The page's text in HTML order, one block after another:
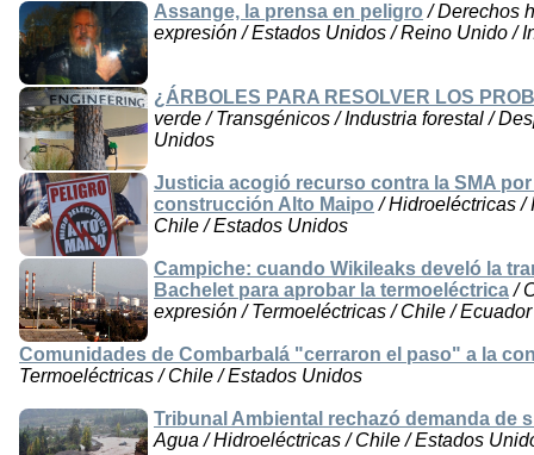
Assange, la prensa en peligro / Derechos
expresión / Estados Unidos / Reino Unido /
¿ÁRBOLES PARA RESOLVER LOS
verde / Transgénicos / Industria forestal /
Unidos
Justicia acogió recurso contra la SMA
construcción Alto Maipo / Hidroeléctricas /
Chile / Estados Unidos
Campiche: cuando Wikileaks develó la
Bachelet para aprobar la termoeléctrica/
expresión / Termoeléctricas / Chile /
Comunidades de Combarbalá "cerraron el paso" a la
Termoeléctricas / Chile / Estados Unidos
Tribunal Ambiental rechazó demanda de
Agua / Hidroeléctricas / Chile / Estados